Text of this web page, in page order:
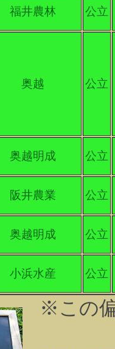
福井農林 公立
奥越 公立
奥越明成 公立
阪井農業 公立
奥越明成 公立
小浜水産 公立
※この